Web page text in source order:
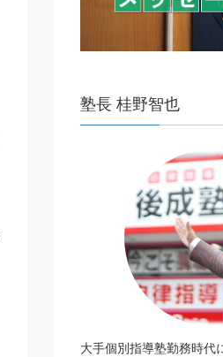
塾長 桂野智也
大手個別指導塾勤務時代